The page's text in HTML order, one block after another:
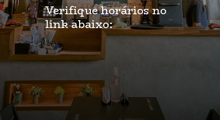
Verifique horários no
link abaixo: